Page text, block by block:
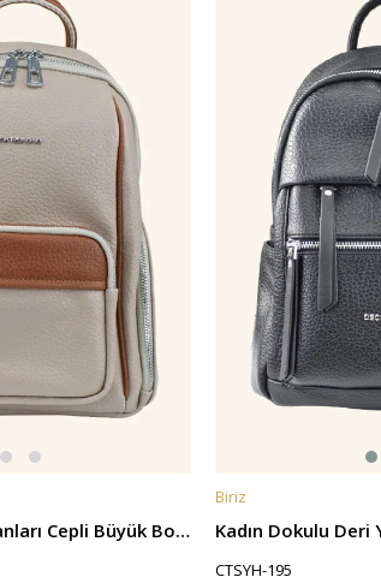
Kadın Dokulu Deri Yanları Cepli Büyük Boy Sırt Çantası - Vizon-Taba
SEPETE EKLE
Biriz
CTSYH-195